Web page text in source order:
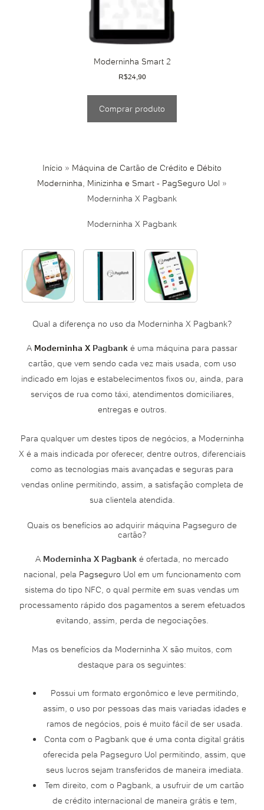
Moderninha Smart 2
R$24,90
Comprar produto
Início » Máquina de Cartão de Crédito e Débito
Moderninha, Minizinha e Smart - PagSeguro Uol »
Moderninha X Pagbank
Moderninha X Pagbank
Qual a diferença no uso da Moderninha X Pagbank?
A Moderninha X Pagbank é uma máquina para passar
cartão, que vem sendo cada vez mais usada, com uso
indicado em lojas e estabelecimentos fixos ou, ainda, para
serviços de rua como táxi, atendimentos domiciliares,
entregas e outros.
Para qualquer um destes tipos de negócios, a Moderninha
X é a mais indicada por oferecer, dentre outros, diferenciais
como as tecnologias mais avançadas e seguras para
vendas online permitindo, assim, a satisfação completa de
sua clientela atendida.
Quais os benefícios ao adquirir máquina Pagseguro de
cartão?
A Moderninha X Pagbank é ofertada, no mercado
nacional, pela Pagseguro Uol em um funcionamento com
sistema do tipo NFC, o qual permite em suas vendas um
processamento rápido dos pagamentos a serem efetuados
evitando, assim, perda de negociações.
Mas os benefícios da Moderninha X são muitos, com
destaque para os seguintes:
Possui um formato ergonômico e leve permitindo,
assim, o uso por pessoas das mais variadas idades e
ramos de negócios, pois é muito fácil de ser usada.
Conta com o Pagbank que é uma conta digital grátis
oferecida pela Pagseguro Uol permitindo, assim, que
seus lucros sejam transferidos de maneira imediata.
Tem direito, com o Pagbank, a usufruir de um cartão
de crédito internacional de maneira grátis e tem,